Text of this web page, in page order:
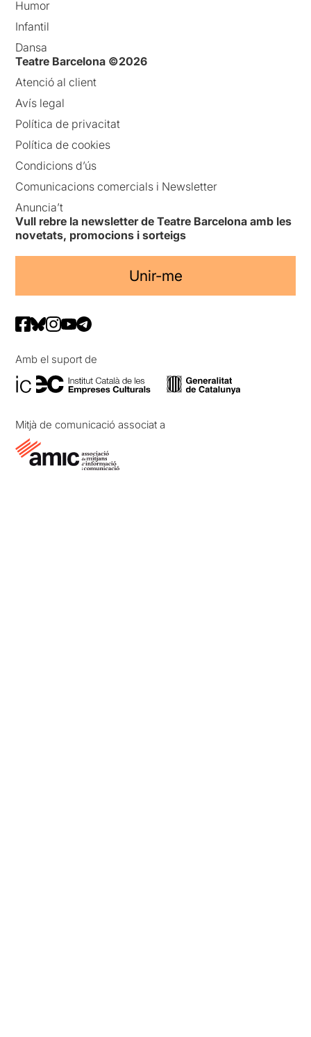
Humor
Infantil
Dansa
Teatre Barcelona ©2026
Atenció al client
Avís legal
Política de privacitat
Política de cookies
Condicions d’ús
Comunicacions comercials i Newsletter
Anuncia’t
Vull rebre la newsletter de Teatre Barcelona amb les
novetats, promocions i sorteigs
Unir-me
Amb el suport de
Mitjà de comunicació associat a